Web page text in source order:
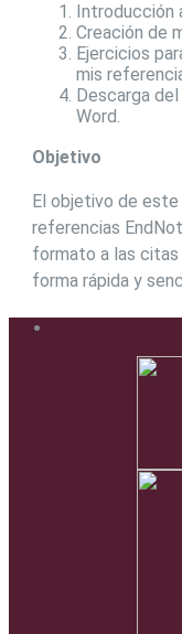
Creación de
Ejercicios
mis
Descarga
Word.
Objetivo
El objetivo de
referencias
formato a las
forma rápida y